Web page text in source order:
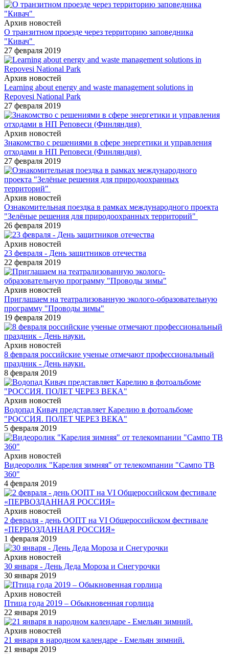
Архив новостей
О транзитном проезде через территорию заповедника
"Кивач"
27 февраля 2019
Архив новостей
Learning about energy and waste management solutions in
Repovesi National Park
27 февраля 2019
Архив новостей
Знакомство с решениями в сфере энергетики и управления
отходами в НП Реповеси (Финляндия)
27 февраля 2019
Архив новостей
Ознакомительная поездка в рамках международного проекта
"Зелёные решения для природоохранных территорий"
26 февраля 2019
Архив новостей
23 февраля - День защитников отечества
22 февраля 2019
Архив новостей
Приглашаем на театрализованную эколого-образовательную
программу "Проводы зимы"
19 февраля 2019
Архив новостей
8 февраля российские ученые отмечают профессиональный
праздник - День науки.
8 февраля 2019
Архив новостей
Водопад Кивач представляет Карелию в фотоальбоме
"РОССИЯ. ПОЛЕТ ЧЕРЕЗ ВЕКА"
5 февраля 2019
Архив новостей
Видеоролик "Карелия зимняя" от телекомпании "Сампо ТВ
360"
4 февраля 2019
Архив новостей
2 февраля - день ООПТ на VI Общероссийском фестивале
«ПЕРВОЗДАННАЯ РОССИЯ»
1 февраля 2019
Архив новостей
30 января - День Деда Мороза и Снегурочки
30 января 2019
Архив новостей
Птица года 2019 – Обыкновенная горлица
22 января 2019
Архив новостей
21 января в народном календаре - Емельян зимний.
21 января 2019